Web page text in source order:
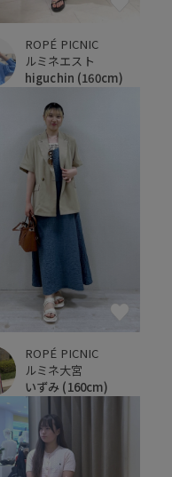
ROPÉ PICNIC
ルミネエスト
higuchin (160cm)
ROPÉ PICNIC
ルミネ大宮
いずみ (160cm)